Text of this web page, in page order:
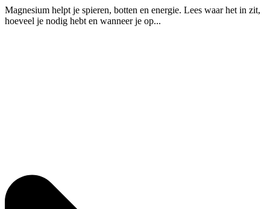
Magnesium helpt je spieren, botten en energie. Lees waar het in zit,
hoeveel je nodig hebt en wanneer je op...